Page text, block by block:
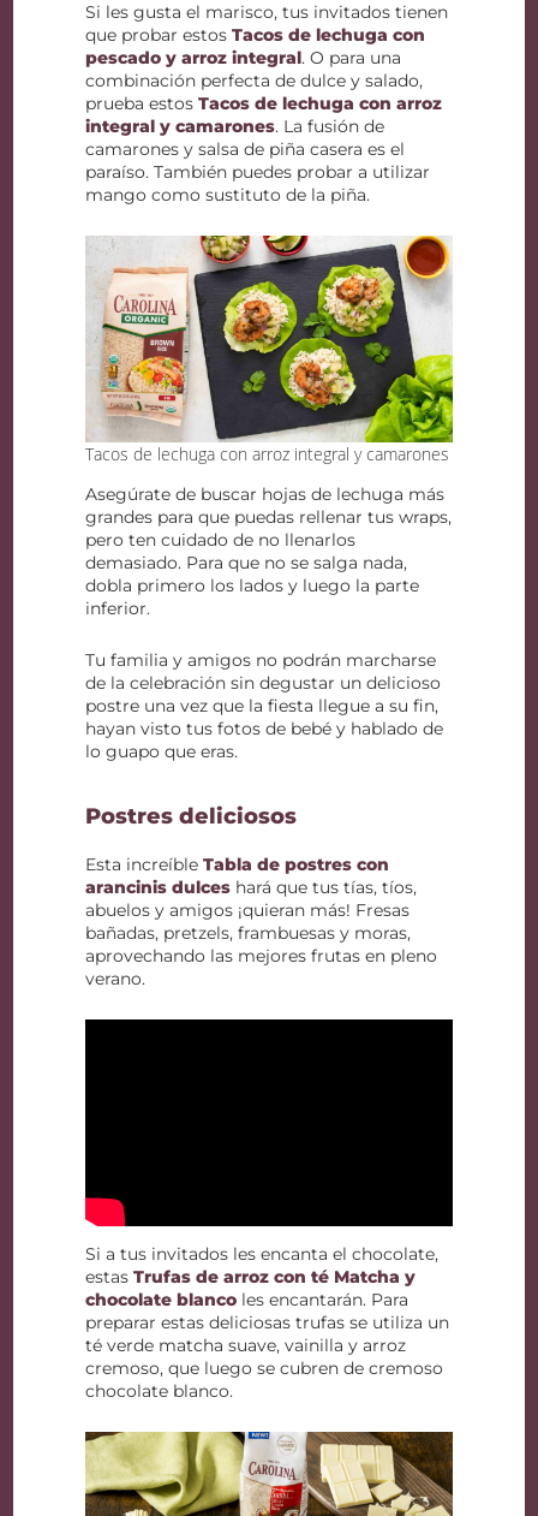
Si les gusta el marisco, tus invitados tienen
que probar estosTacos de lechuga con
pescado y arroz integral. O para una
combinación perfecta de dulce y salado,
prueba estosTacos de lechuga con arroz
integral y camarones. La fusión de
camarones y salsa de piña casera es el
paraíso. También puedes probar a utilizar
mango como sustituto de la piña.
Tacos de lechuga con arroz integral y camarones
Asegúrate de buscar hojas de lechuga más
grandes para que puedas rellenar tus wraps,
pero ten cuidado de no llenarlos
demasiado. Para que no se salga nada,
dobla primero los lados y luego la parte
inferior.
Tu familia y amigos no podrán marcharse
de la celebración sin degustar un delicioso
postre una vez que la fiesta llegue a su fin,
hayan visto tus fotos de bebé y hablado de
lo guapo que eras.
Postres deliciosos
Esta increíbleTabla de postres con
arancinis dulces hará que tus tías, tíos,
abuelos y amigos ¡quieran más! Fresas
bañadas, pretzels, frambuesas y moras,
aprovechando las mejores frutas en pleno
verano.
Si a tus invitados les encanta el chocolate,
estasTrufas de arroz con té Matcha y
chocolate blanco les encantarán. Para
preparar estas deliciosas trufas se utiliza un
té verde matcha suave, vainilla y arroz
cremoso, que luego se cubren de cremoso
chocolate blanco.